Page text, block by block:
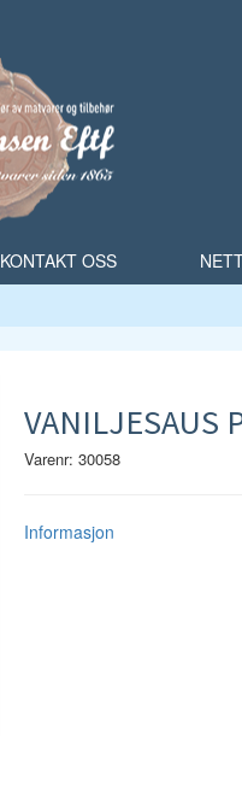
KONTAKT OSS
VANILJESAUS
Varenr: 30058
Informasjon